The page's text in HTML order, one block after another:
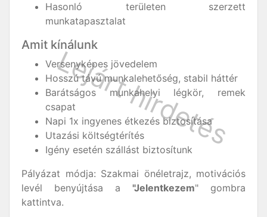
Hasonló területen szerzett
munkatapasztalat
Amit kínálunk
Versenyképes jövedelem
Hosszú távú munkalehetőség, stabil háttér
Barátságos munkahelyi légkör, remek
csapat
Napi 1x ingyenes étkezés biztosítása
Utazási költségtérítés
Igény esetén szállást biztosítunk
Pályázat módja: Szakmai önéletrajz, motivációs
levél benyújtása a "Jelentkezem" gombra
kattintva.